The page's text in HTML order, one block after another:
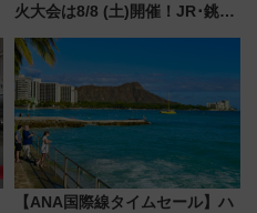
火大会は8/8 (土)開催！JR･銚子
報、利根川に咲く8,000発の大迫
力＆屋台を満喫
【ANA国際線タイムセール】ハ